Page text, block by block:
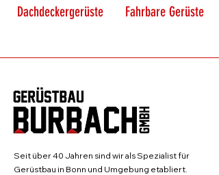
Dachdeckergerüste Fahrbare Gerüste
Seit über 40 Jahren sind wir als Spezialist für
Gerüstbau in Bonn und Umgebung etabliert.